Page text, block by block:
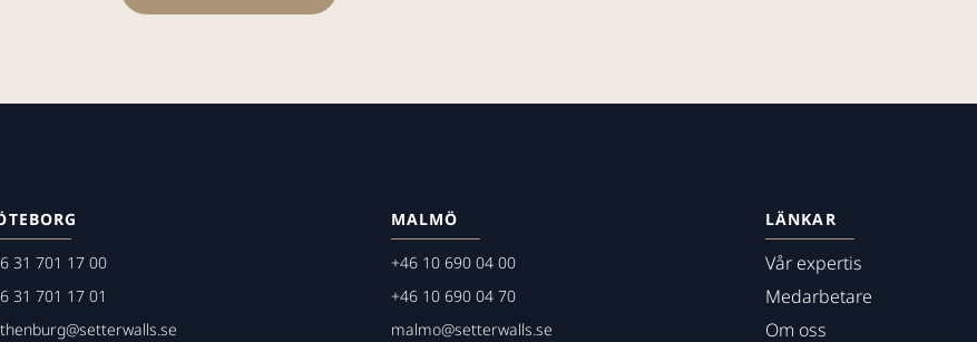
31 701 17 00
31 701 17 01
MALMÖ
+46 10 690 04 00
+46 10 690 04 70
malmo@setterwalls.se
LÄNKAR
Vår expertis
Medarbetare
Om oss